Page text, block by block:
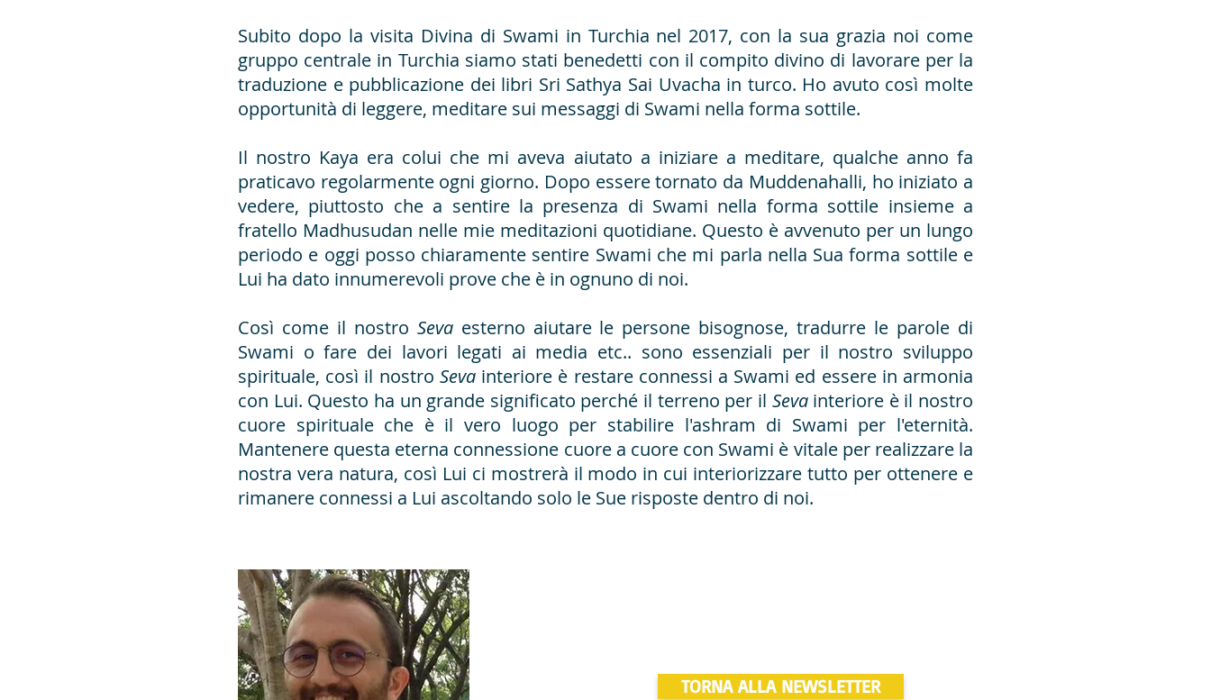
Subito dopo la visita Divina di Swami in Turchia nel 2017, con la sua grazia noi come
gruppo centrale in Turchia siamo stati benedetti con il compito divino di lavorare per la
traduzione e pubblicazione dei libri Sri Sathya Sai Uvacha in turco. Ho avuto così molte
opportunità di leggere, meditare sui messaggi di Swami nella forma sottile.
Il nostro Kaya era colui che mi aveva aiutato a iniziare a meditare, qualche anno fa
praticavo regolarmente ogni giorno. Dopo essere tornato da Muddenahalli, ho iniziato a
vedere, piuttosto che a sentire la presenza di Swami nella forma sottile insieme a
fratello Madhusudan nelle mie meditazioni quotidiane. Questo è avvenuto per un lungo
periodo e oggi posso chiaramente sentire Swami che mi parla nella Sua forma sottile e
Lui ha dato innumerevoli prove che è in ognuno di noi.
Così come il nostro Seva esterno aiutare le persone bisognose, tradurre le parole di
Swami o fare dei lavori legati ai media etc.. sono essenziali per il nostro sviluppo
spirituale, così il nostro Seva interiore è restare connessi a Swami ed essere in armonia
con Lui. Questo ha un grande significato perché il terreno per il Seva interiore è il nostro
cuore spirituale che è il vero luogo per stabilire l'ashram di Swami per l'eternità.
Mantenere questa eterna connessione cuore a cuore con Swami è vitale per realizzare la
nostra vera natura, così Lui ci mostrerà il modo in cui interiorizzare tutto per ottenere e
rimanere connessi a Lui ascoltando solo le Sue risposte dentro di noi.
TORNA ALLA NEWSLETTER